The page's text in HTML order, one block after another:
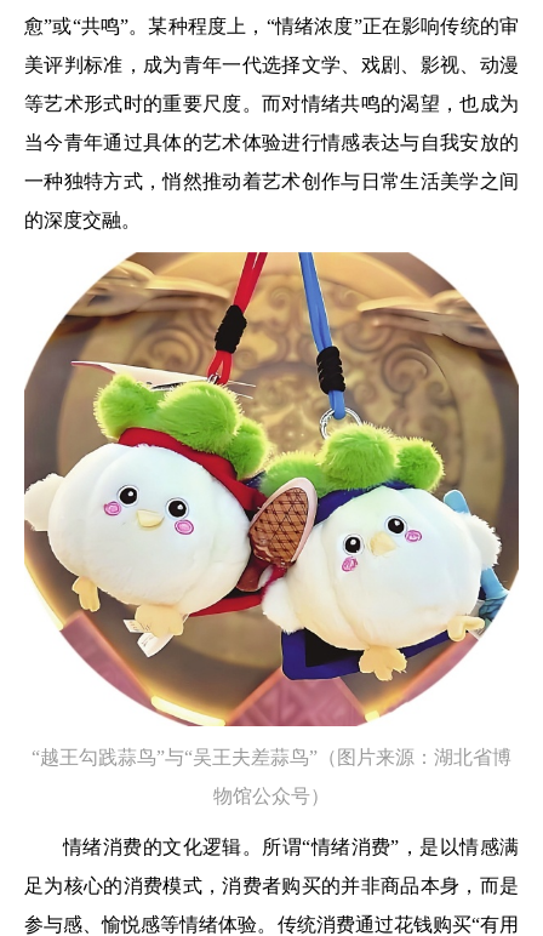
愈”或“共鸣”。某种程度上，“情绪浓度”正在影响传统的审
美评判标准，成为青年一代选择文学、戏剧、影视、动漫
等艺术形式时的重要尺度。而对情绪共鸣的渴望，也成为
当今青年通过具体的艺术体验进行情感表达与自我安放的
一种独特方式，悄然推动着艺术创作与日常生活美学之间
的深度交融。
“越王勾践蒜鸟”与“吴王夫差蒜鸟”（图片来源：湖北省博
物馆公众号）
情绪消费的文化逻辑。所谓“情绪消费”，是以情感满
足为核心的消费模式，消费者购买的并非商品本身，而是
参与感、愉悦感等情绪体验。传统消费通过花钱购买“有用